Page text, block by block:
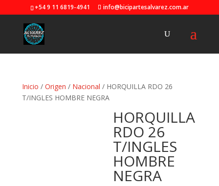
+54 9 11 6819-4941 info@bicipartesalvarez.com.ar
Inicio / Origen / Nacional / HORQUILLA RDO 26
T/INGLES HOMBRE NEGRA
HORQUILLA
RDO 26
T/INGLES
HOMBRE
NEGRA